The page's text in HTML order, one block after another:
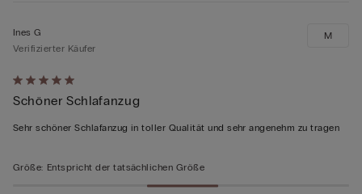
Mit
5
von
bewertet
Ines G
Verifizierter Käufer
Schöner Schlafanzug
Sehr schöner Schlafanzug in toller Qualität und sehr angenehm zu tragen
M
Größe: Entspricht der tatsächlichen Größe